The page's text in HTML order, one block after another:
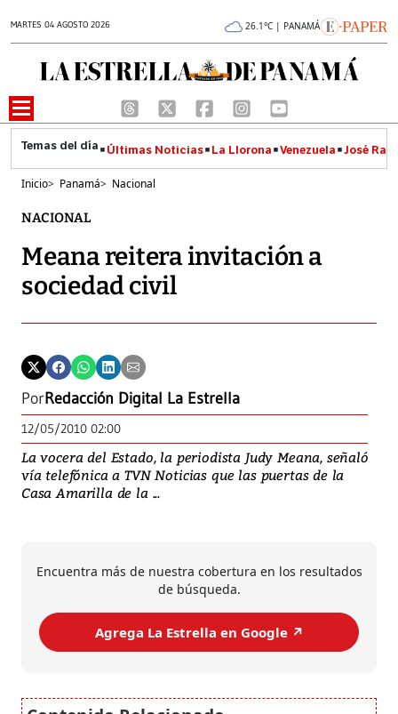
MARTES 04 AGOSTO 2026 26.1°C | PANAMÁ
Últimas Noticias La Llorona Venezuela José
Inicio> Panamá> Nacional
NACIONAL
Meana reitera invitación a
sociedad civil
PorRedacción Digital La Estrella
12/05/2010 02:00
La vocera del Estado, la periodista Judy Meana, señaló
vía telefónica a TVN Noticias que las puertas de la
Casa Amarilla de la ...
Encuentra más de nuestra cobertura en los resultados
de búsqueda.
Agrega La Estrella en Google ↗️